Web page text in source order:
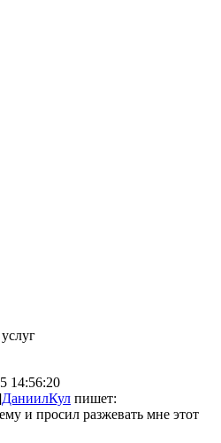
14:56:20
ДаниилКул пишет:
и просил разжевать мне этот